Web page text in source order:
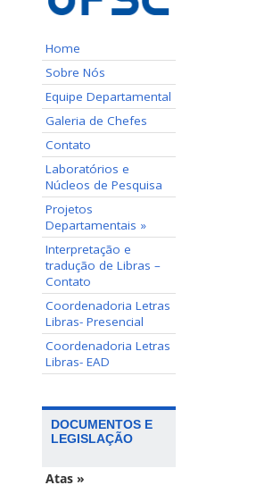
Home
Sobre Nós
Equipe Departamental
Galeria de Chefes
Contato
Laboratórios e
Núcleos de Pesquisa
Projetos
Departamentais »
Interpretação e
tradução de Libras –
Contato
Coordenadoria Letras
Libras- Presencial
Coordenadoria Letras
Libras- EAD
DOCUMENTOS E
LEGISLAÇÃO
Atas »